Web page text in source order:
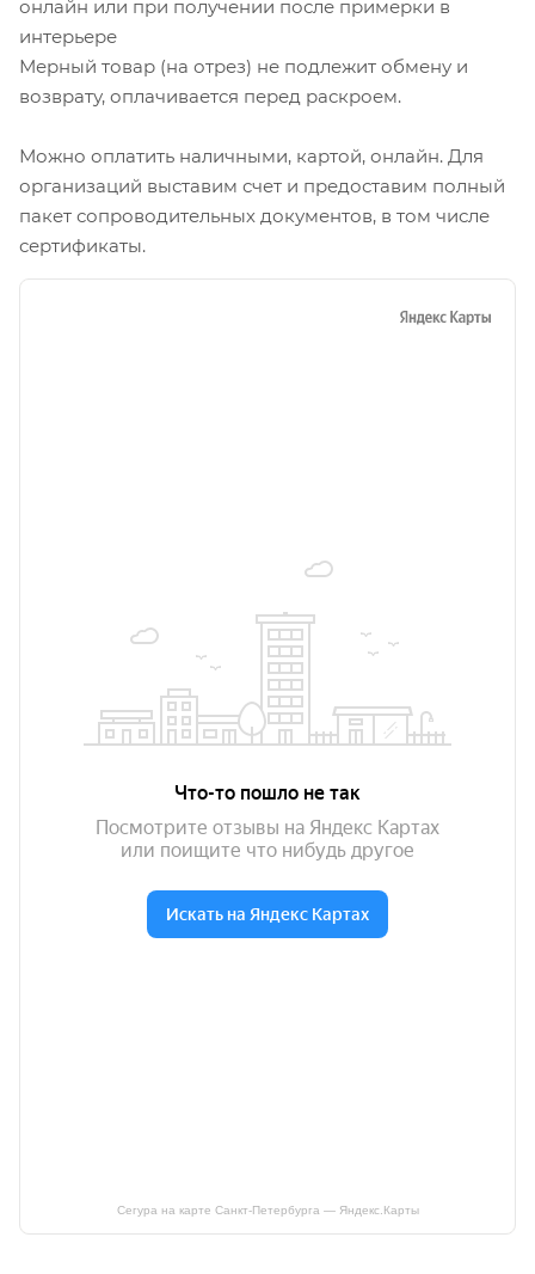
онлайн или при получении после примерки в
интерьере
Мерный товар (на отрез) не подлежит обмену и
возврату, оплачивается перед раскроем.
Можно оплатить наличными, картой, онлайн. Для
организаций выставим счет и предоставим полный
пакет сопроводительных документов, в том числе
сертификаты.
Сегура на карте Санкт‑Петербурга — Яндекс.Карты